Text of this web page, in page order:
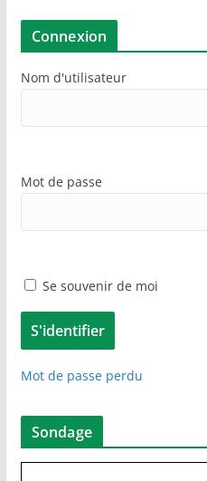
Connexion
Nom d'utilisateur
Mot de passe
Se souvenir de moi
Mot de passe perdu
Sondage